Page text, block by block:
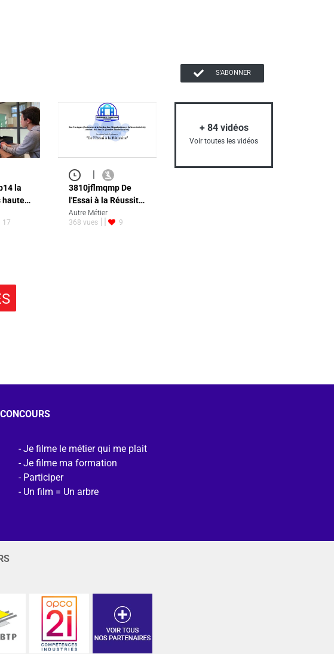
S'ABONNER
la
haute…
17
3810jflmqmp De
l'Essai à la Réussit…
Autre Métier
368 vues
9
+ 84vidéos
Voir toutes les vidéos
CONCOURS
Je filme le métier qui me plait
Je filme ma formation
Participer
Un film = Un arbre